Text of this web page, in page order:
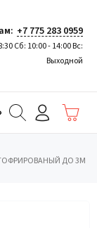
+7 775 283 0959
Сб: 10:00 - 14:00 Вс:
Выходной
ДО 3М